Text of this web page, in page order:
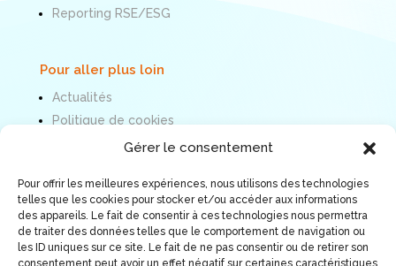
Gérer le consentement
Pour offrir les meilleures expériences, nous utilisons des technologies
telles que les cookies pour stocker et/ou accéder aux informations
des appareils. Le fait de consentir à ces technologies nous permettra
de traiter des données telles que le comportement de navigation ou
les ID uniques sur ce site. Le fait de ne pas consentir ou de retirer son
consentement peut avoir un effet négatif sur certaines caractéristiques
Reporting RSE/ESG
Pour aller plus loin
Actualités
Politique de cookies
Mentions légales
Nous suivre